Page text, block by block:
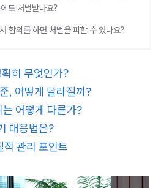
도 처벌받나요?
합의를 하면 처벌을 피할 수 있나요?
히 무엇인가?
, 어떻게 달라질까?
어떻게 다른가?
대응법은?
적 관리 포인트